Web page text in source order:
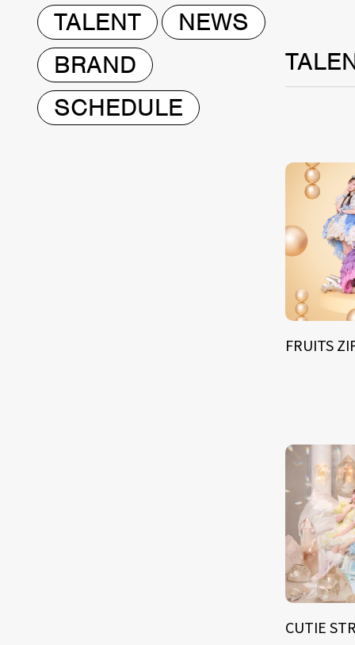
TALENT
NEWS
BRAND
SCHEDULE
FRUITS
CUTIE